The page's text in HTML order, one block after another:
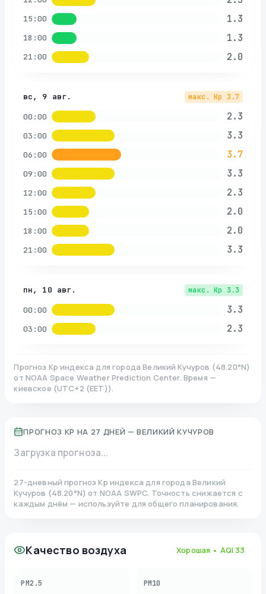
15:00 1.3
18:00 1.3
21:00 2.0
вс, 9 авг. макс. Kp 3.7
00:00 2.3
03:00 3.3
06:00 3.7
09:00 3.3
12:00 2.3
15:00 2.0
18:00 2.0
21:00 3.3
пн, 10 авг. макс. Kp 3.3
00:00 3.3
03:00 2.3
Прогноз Kp индекса для города Великий Кучуров (48.20°N)
от NOAA Space Weather Prediction Center. Время —
киевское (UTC+2 (EET)).
ПРОГНОЗ KP НА 27 ДНЕЙ — ВЕЛИКИЙ КУЧУРОВ
Загрузка прогноза...
27-дневный прогноз Kp индекса для города Великий
Кучуров (48.20°N)от NOAA SWPC. Точность снижается с
каждым днём — используйте для общего планирования.
Качество воздуха Хорошая • AQI 33
PM2.5 PM10